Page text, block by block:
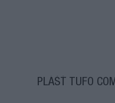
PLÁŠŤ TUFO